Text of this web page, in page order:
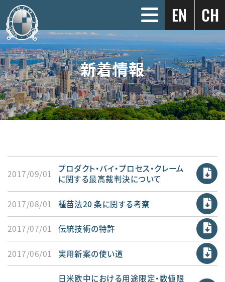
EN CH
新着情報
プロダクト・バイ・プロセス・クレーム
に関する最高裁判決について
2017/09/01
種苗法20 条に関する考察
2017/08/01
伝統技術の特許
2017/07/01
実用新案の使い道
2017/06/01
日米欧中における用途限定・数値限